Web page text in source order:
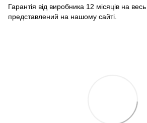
Гарантія від виробника 12 місяців на
представлений на нашому сайті.